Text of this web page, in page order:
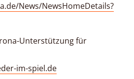
News/NewsHomeDetails?
Unterstützung für
im-spiel.de